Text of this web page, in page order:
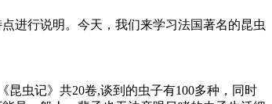
进行说明。今天，我们来学习法国著名的昆虫
昆虫记》共20卷,谈到的虫子有100多种，同时